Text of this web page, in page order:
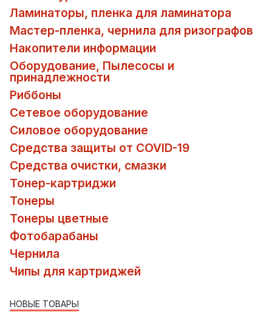
Ламинаторы, пленка для ламинатора
Мастер-пленка, чернила для ризографов
Накопители информации
Оборудование, Пылесосы и
принадлежности
Риббоны
Сетевое оборудование
Силовое оборудование
Средства защиты от COVID-19
Средства очистки, смазки
Тонер-картриджи
Тонеры
Тонеры цветные
Фотобарабаны
Чернила
Чипы для картриджей
НОВЫЕ ТОВАРЫ